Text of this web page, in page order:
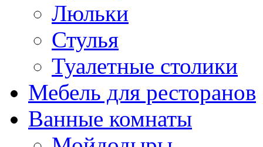
Люльки
Стулья
Туалетные столики
Мебель для ресторанов
Ванные комнаты